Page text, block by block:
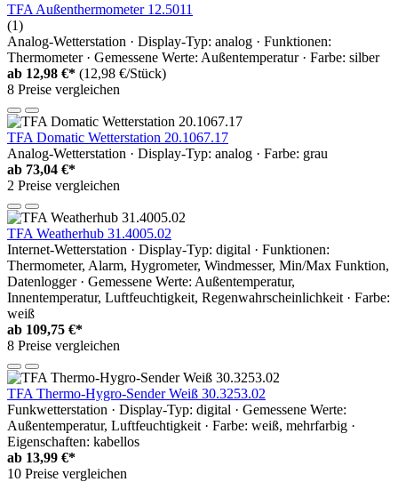
TFA Außenthermometer 12.5011
(1)
Analog-Wetterstation · Display-Typ: analog · Funktionen:
Thermometer · Gemessene Werte: Außentemperatur · Farbe: silber
ab 12,98 €* (12,98 €/Stück)
8 Preise vergleichen
TFA Domatic Wetterstation 20.1067.17
Analog-Wetterstation · Display-Typ: analog · Farbe: grau
ab 73,04 €*
2 Preise vergleichen
TFA Weatherhub 31.4005.02
Internet-Wetterstation · Display-Typ: digital · Funktionen:
Thermometer, Alarm, Hygrometer, Windmesser, Min/Max Funktion,
Datenlogger · Gemessene Werte: Außentemperatur,
Innentemperatur, Luftfeuchtigkeit, Regenwahrscheinlichkeit · Farbe:
weiß
ab 109,75 €*
8 Preise vergleichen
TFA Thermo-Hygro-Sender Weiß 30.3253.02
Funkwetterstation · Display-Typ: digital · Gemessene Werte:
Außentemperatur, Luftfeuchtigkeit · Farbe: weiß, mehrfarbig ·
Eigenschaften: kabellos
ab 13,99 €*
10 Preise vergleichen